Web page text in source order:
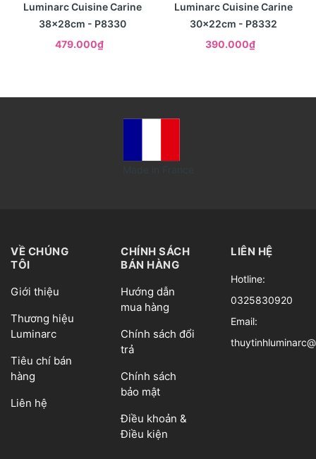
Luminarc Cuisine Carine
38x28cm - P8330
479.000₫
Luminarc Cuisine Carine
30x22cm - P8332
390.000₫
VỀ CHÚNG
TÔI
Giới thiệu
Thương hiệu
Luminarc
Tiêu chí bán
hàng
Liên hệ
CHÍNH SÁCH
BÁN HÀNG
Hướng dẫn
mua hàng
Chính sách đổi
trả
Chính sách
bảo mật
Điều khoản &
Điều kiện
LIÊN HỆ
Hotline:
0325830920
Email: